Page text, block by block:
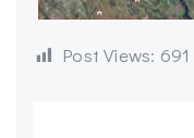
Post Views: 691